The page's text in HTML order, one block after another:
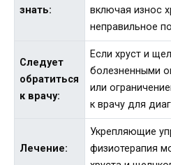
знать:
включая износ
неправильное
Следует
обратиться
к врачу:
Если хруст и
болезненными
или
к врачу для
Лечение:
Укрепляющие
физиотерапия